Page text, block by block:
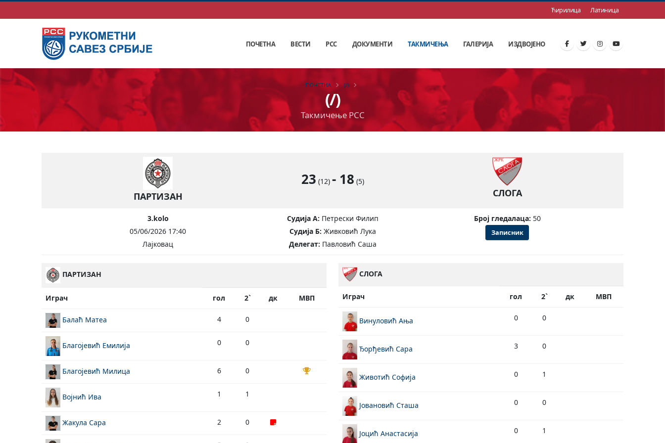
Ћирилица Латиница
ПОЧЕТНА ВЕСТИ РСС ДОКУМЕНТИ ТАКМИЧЕЊА ГАЛЕРИЈА ИЗДВОЈЕНО
(/)
Такмичење РСС
ПОЧЕТНА (/)
ПАРТИЗАН
23 (12) - 18 (5)
СЛОГА
3.kolo
05/06/2026 17:40
Лајковац
Судија А: Петрески Филип
Судија Б: Живковић Лука
Делегат: Павловић Саша
Број гледалаца: 50
Записник
ПАРТИЗАН
Играч гол 2` дк МВП
Балаћ Матеа 4 0
Благојевић Емилија 0 0
Благојевић Милица 6 0
Војнић Ива 1 1
Жакула Сара 2 0
СЛОГА
Играч гол 2` дк МВП
Винуловић Ања 0 0
Ђорђевић Сара 3 0
Животић Софија 0 1
Јовановић Сташа 0 0
Јоцић Анастасија 0 1